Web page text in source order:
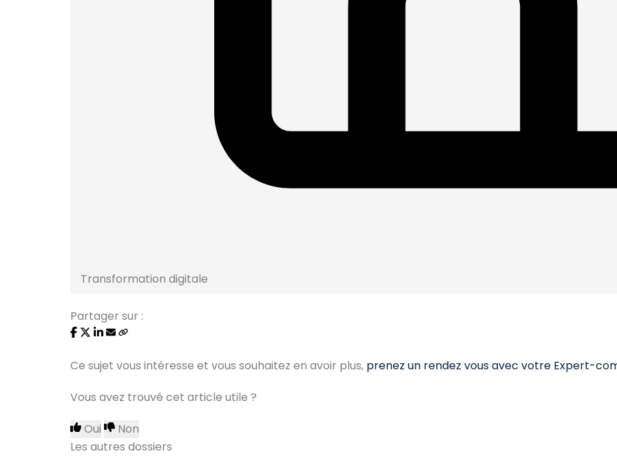
Transformation digitale
Partager sur :
Ce sujet vous intéresse et vous souhaitez en avoir plus, prenez un rendez vous avec votre Expert-
Vous avez trouvé cet article utile ?
Oui
Non
Les autres dossiers